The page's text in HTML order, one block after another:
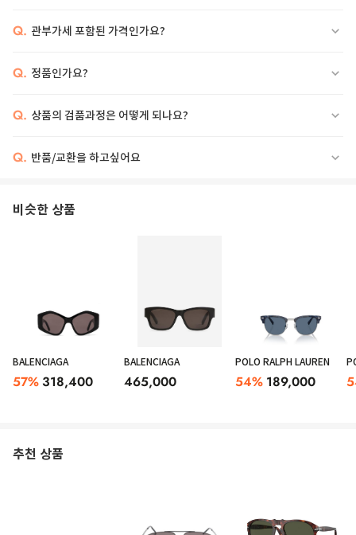
Q. 관부가세 포함된 가격인가요?
Q. 정품인가요?
Q. 상품의 검품과정은 어떻게 되나요?
Q. 반품/교환을 하고싶어요
비슷한 상품
BALENCIAGA
57% 318,400
BALENCIAGA
465,000
POLO RALPH LAUREN
54% 189,000
추천 상품